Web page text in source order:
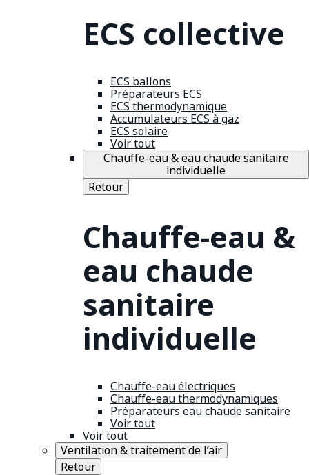
ECS collective
ECS ballons
Préparateurs ECS
ECS thermodynamique
Accumulateurs ECS à gaz
ECS solaire
Voir tout
Chauffe-eau & eau chaude sanitaire
individuelle
Retour
Chauffe-eau &
eau chaude
sanitaire
individuelle
Chauffe-eau électriques
Chauffe-eau thermodynamiques
Préparateurs eau chaude sanitaire
Voir tout
Voir tout
Ventilation & traitement de l’air
Retour